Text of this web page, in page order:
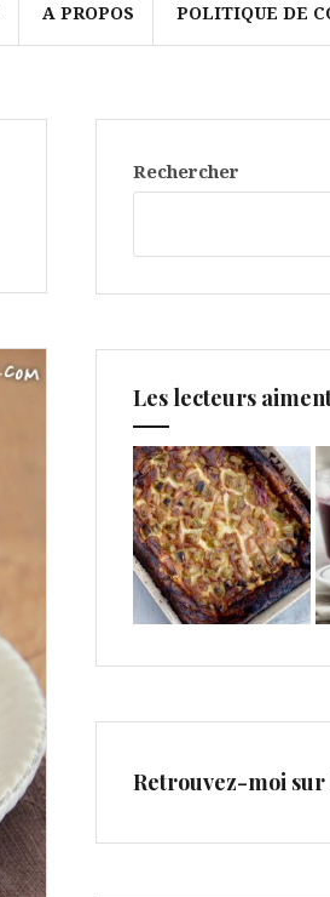
A PROPOS POLITIQUE DE
Rechercher
Les lecteurs
Retrouvez-moi